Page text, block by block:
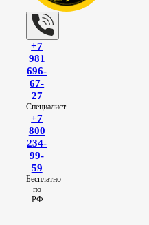
+7
981
696-
67-
27
Специалист
+7
800
234-
99-
59
Бесплатно
по
РФ